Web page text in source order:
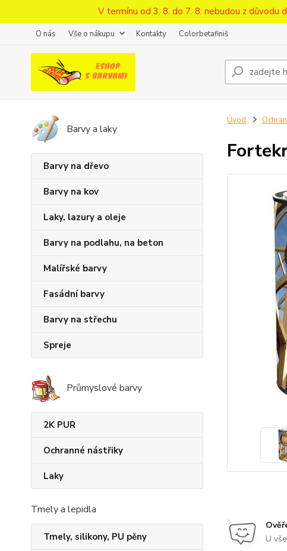
V termínu od 3. 8. do 7. 8. nebudou z důvodu
O nás Vše o nákupu Kontakty Colorbetafiniš
Barvy a laky
Barvy na dřevo
Barvy na kov
Laky, lazury a oleje
Barvy na podlahu, na beton
Malířské barvy
Fasádní barvy
Barvy na střechu
Spreje
Průmyslové barvy
2K PUR
Ochranné nástřiky
Laky
Tmely a lepidla
Tmely, silikony, PU pěny
Úvod
U